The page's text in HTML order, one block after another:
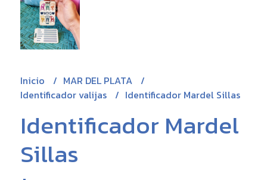
Inicio
MAR DEL PLATA
Identificador valijas
Identificador Mardel Sillas
Identificador Mardel
Sillas